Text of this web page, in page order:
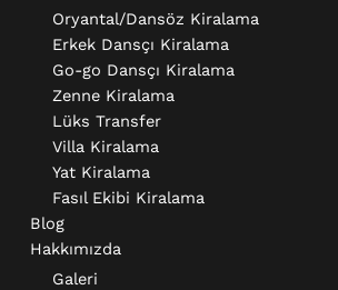
Oryantal/Dansöz Kiralama
Erkek Dansçı Kiralama​
Go-go Dansçı Kiralama​
Zenne Kiralama
Lüks Transfer
Villa Kiralama
Yat Kiralama
Fasıl Ekibi Kiralama
Blog
Hakkımızda
Galeri